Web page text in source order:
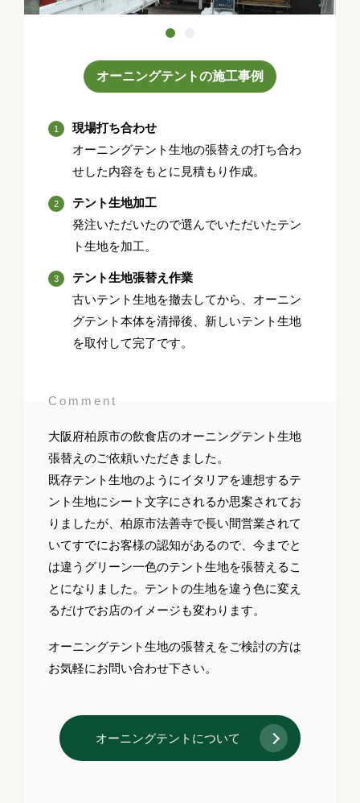
オーニングテントの施工事例
現場打ち合わせ
オーニングテント生地の張替えの打ち合わ
せした内容をもとに見積もり作成。
テント生地加工
発注いただいたので選んでいただいたテン
ト生地を加工。
テント生地張替え作業
古いテント生地を撤去してから、オーニン
グテント本体を清掃後、新しいテント生地
を取付して完了です。
Comment
大阪府柏原市の飲食店のオーニングテント生地
張替えのご依頼いただきました。
既存テント生地のようにイタリアを連想するテ
ント生地にシート文字にされるか思案されてお
りましたが、柏原市法善寺で長い間営業されて
いてすでにお客様の認知があるので、今までと
は違うグリーン一色のテント生地を張替えるこ
とになりました。テントの生地を違う色に変え
るだけでお店のイメージも変わります。
オーニングテント生地の張替えをご検討の方は
お気軽にお問い合わせ下さい。
オーニングテントについて